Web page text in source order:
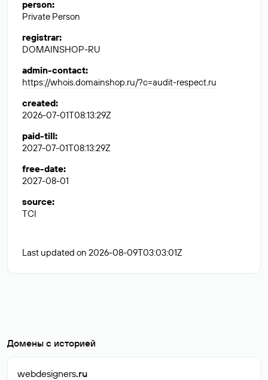
person:
Private Person
registrar:
DOMAINSHOP-RU
admin-contact:
https://whois.domainshop.ru/?c=audit-respect.ru
created:
2026-07-01T08:13:29Z
paid-till:
2027-07-01T08:13:29Z
free-date:
2027-08-01
source:
TCI
Last updated on 2026-08-09T03:03:01Z
Домены с историей
webdesigners.ru